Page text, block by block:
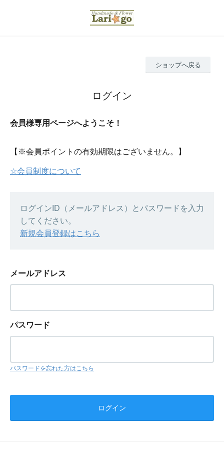
ショップへ戻る
ログイン
会員様専用ページへようこそ！
【※会員ポイントの有効期限はございません。】
☆会員制度について
ログインID（メールアドレス）とパスワードを入力
してください。
新規会員登録はこちら
メールアドレス
パスワード
パスワードを忘れた方はこちら